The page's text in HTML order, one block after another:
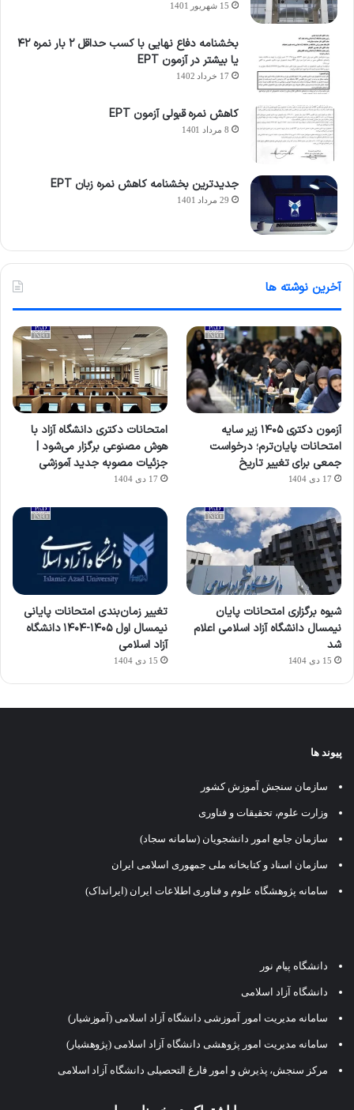
15 شهریور 1401
بخشنامه دفاع نهایی با کسب حداقل ۲ بار نمره ۴۲
یا بیشتر در آزمون EPT
17 خرداد 1402
کاهش نمره قبولی آزمون EPT
8 مرداد 1401
جدیدترین بخشنامه کاهش نمره زبان EPT
29 مرداد 1401
آخرین نوشته ها
آزمون دکتری ۱۴۰۵ زیر سایه
امتحانات پایان‌ترم؛ درخواست
جمعی برای تغییر تاریخ
17 دی 1404
امتحانات دکتری دانشگاه آزاد با
هوش مصنوعی برگزار می‌شود |
جزئیات مصوبه جدید آموزشی
17 دی 1404
شیوه برگزاری امتحانات پایان
نیمسال دانشگاه آزاد اسلامی اعلام
شد
15 دی 1404
تغییر زمان‌بندی امتحانات پایانی
نیمسال اول ۱۴۰۵-۱۴۰۴ دانشگاه
آزاد اسلامی
15 دی 1404
پیوند ها
سازمان سنجش آموزش کشور
وزارت علوم، تحقیقات و فناوری
سازمان جامع امور دانشجویان (سامانه سجاد)
سازمان اسناد و کتابخانه ملی جمهوری اسلامی ایران
سامانه پژوهشگاه علوم و فناوری اطلاعات ایران (ایرانداک)
دانشگاه پیام نور
دانشگاه آزاد اسلامی
سامانه مدیریت امور آموزشی دانشگاه آزاد اسلامی (آموزشیار)
سامانه مدیریت امور پژوهشی دانشگاه آزاد اسلامی (پژوهشیار)
مرکز سنجش، پذیرش و امور فارغ التحصیلی دانشگاه آزاد اسلامی